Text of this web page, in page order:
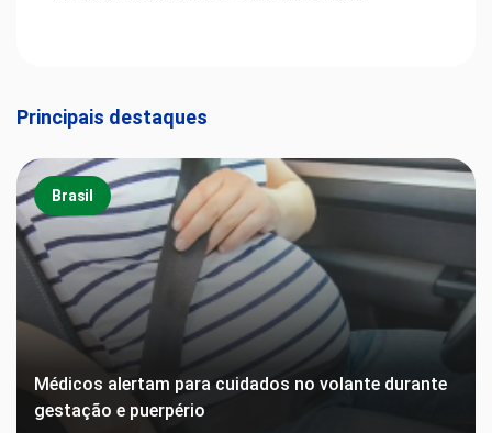
Principais destaques
Brasil
Médicos alertam para cuidados no volante durante
gestação e puerpério